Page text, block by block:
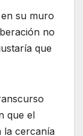
su muro
no
que
que el
la cercanía